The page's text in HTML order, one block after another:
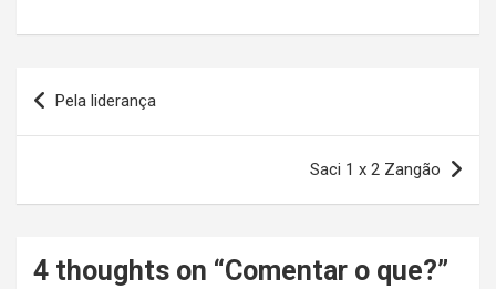
Navegação
de
Pela liderança
Saci 1 x 2 Zangão
4 thoughts on “Comentar o que?”